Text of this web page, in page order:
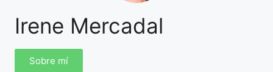
Irene Mercadal
Sobre mí